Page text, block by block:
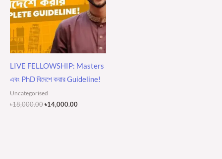
LIVE FELLOWSHIP: Masters
এবং PhD বিদেশে করার Guideline!
Uncategorised
৳18,000.00৳14,000.00